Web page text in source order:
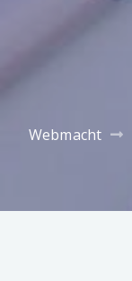
Webmacht